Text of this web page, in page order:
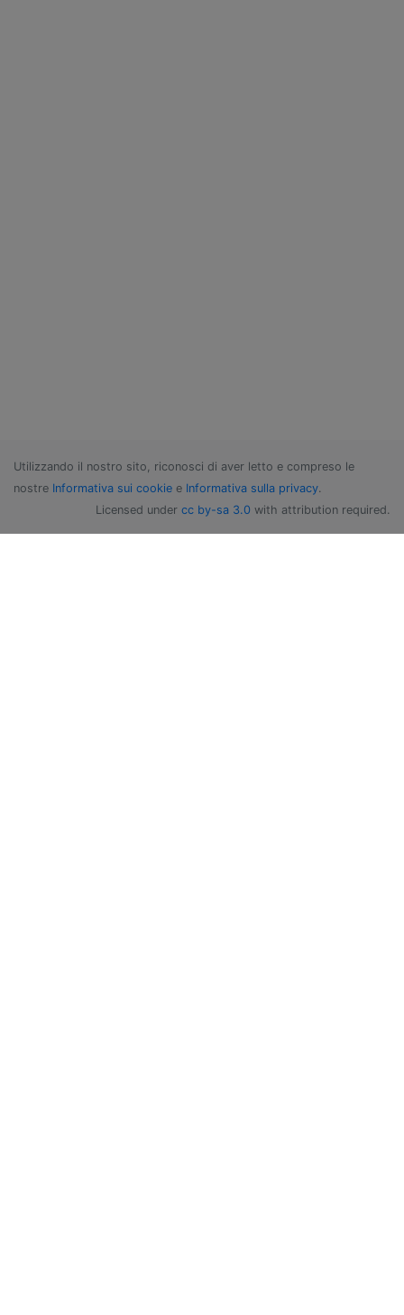
Utilizzando il nostro sito, riconosci di aver letto e compreso le
nostre Informativa sui cookie e Informativa sulla privacy.
Licensed under cc by-sa 3.0 with attribution required.